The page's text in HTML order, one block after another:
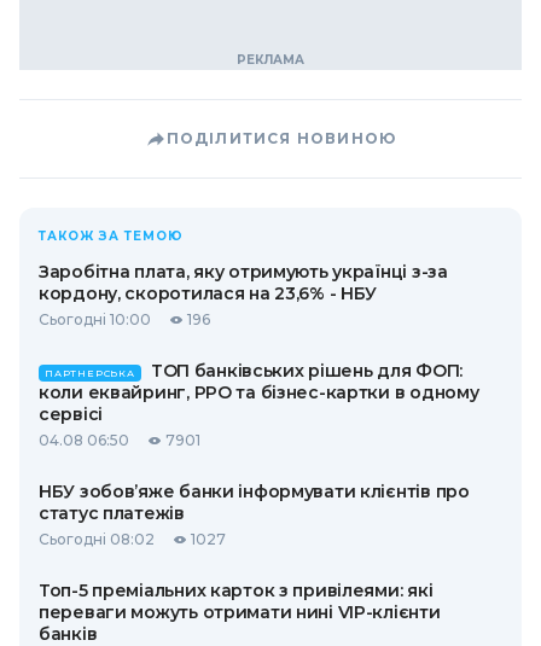
ПОДІЛИТИСЯ НОВИНОЮ
ТАКОЖ ЗА ТЕМОЮ
Заробітна плата, яку отримують українці з-за
кордону, скоротилася на 23,6% - НБУ
Сьогодні 10:00 196
ПАРТНЕРСЬКА
ТОП банківських рішень для ФОП:
коли еквайринг, РРО та бізнес-картки в одному
сервісі
04.08 06:50 7901
НБУ зобов’яже банки інформувати клієнтів про
статус платежів
Сьогодні 08:02 1027
Топ-5 преміальних карток з привілеями: які
переваги можуть отримати нині VIP-клієнти
банків